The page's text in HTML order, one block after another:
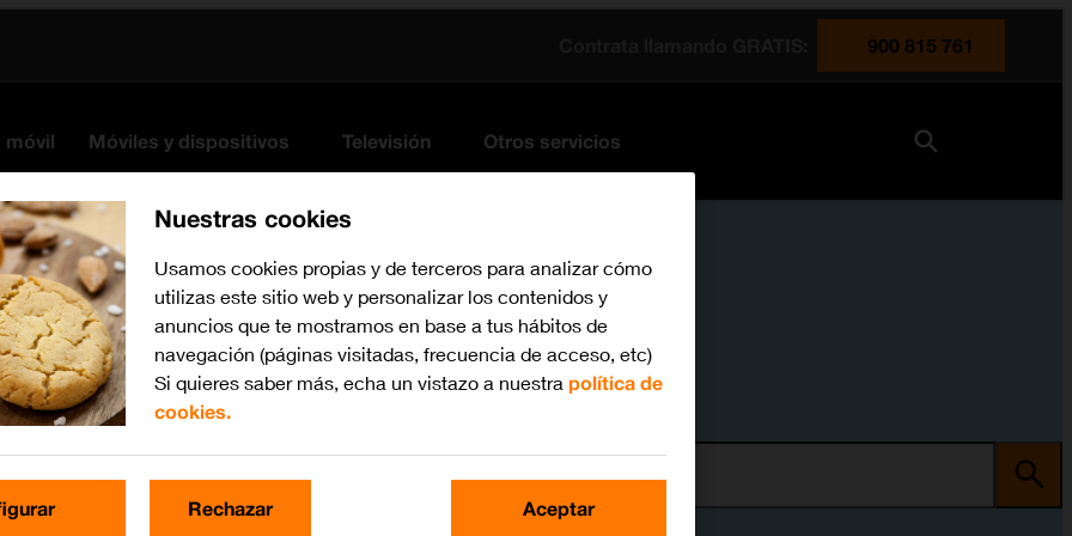
900 815 761
móvil Móviles y dispositivos Televisión Otros servicios
Nuestras cookies
Usamos cookies propias y de terceros para analizar cómo
utilizas este sitio web y personalizar los contenidos y
anuncios que te mostramos en base a tus hábitos de
navegación (páginas visitadas, frecuencia de acceso, etc)
Si quieres saber más, echa un vistazo a nuestra política de
cookies.
Rechazar Aceptar